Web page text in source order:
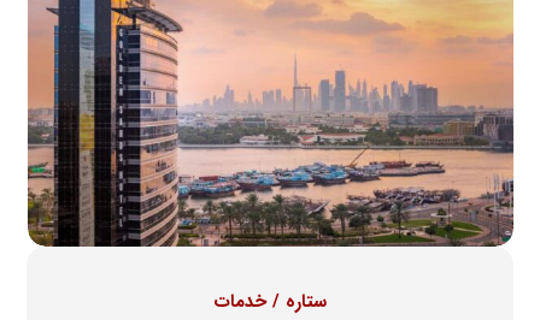
ستاره / خدمات